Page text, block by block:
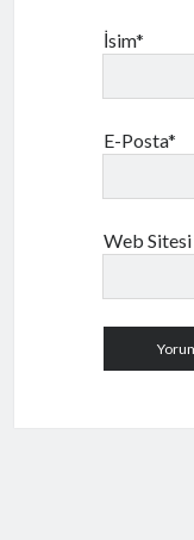
İsim*
E-Posta*
Web Sitesi